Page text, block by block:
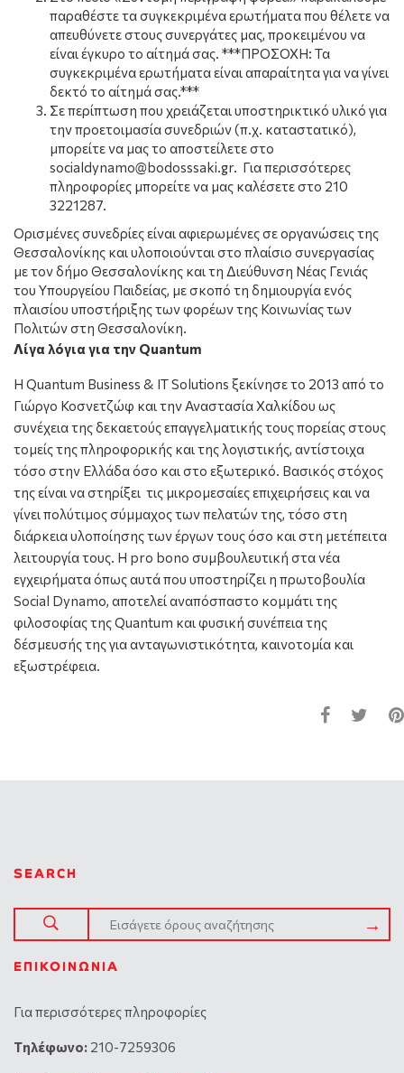
παραθέστε τα συγκεκριμένα ερωτήματα που θέλετε να
απευθύνετε στους συνεργάτες μας, προκειμένου να
είναι έγκυρο το αίτημά σας. ***ΠΡΟΣΟΧΗ: Τα
συγκεκριμένα ερωτήματα είναι απαραίτητα για να γίνει
δεκτό το αίτημά σας.***
Σε περίπτωση που χρειάζεται υποστηρικτικό υλικό για
την προετοιμασία συνεδριών (π.χ. καταστατικό),
μπορείτε να μας το αποστείλετε στο
socialdynamo@bodosssaki.gr. Για περισσότερες
πληροφορίες μπορείτε να μας καλέσετε στο 210
3221287.
Ορισμένες συνεδρίες είναι αφιερωμένες σε οργανώσεις της
Θεσσαλονίκης και υλοποιούνται στο πλαίσιο συνεργασίας
με τον δήμο Θεσσαλονίκης και τη Διεύθυνση Νέας Γενιάς
του Υπουργείου Παιδείας, με σκοπό τη δημιουργία ενός
πλαισίου υποστήριξης των φορέων της Κοινωνίας των
Πολιτών στη Θεσσαλονίκη.
Λίγα λόγια για την Quantum
Η Quantum Business & IT Solutions ξεκίνησε το 2013 από το
Γιώργο Κοσνετζώφ και την Αναστασία Χαλκίδου ως
συνέχεια της δεκαετούς επαγγελματικής τους πορείας στους
τομείς της πληροφορικής και της λογιστικής, αντίστοιχα
τόσο στην Ελλάδα όσο και στο εξωτερικό. Βασικός στόχος
της είναι να στηρίξει τις μικρομεσαίες επιχειρήσεις και να
γίνει πολύτιμος σύμμαχος των πελατών της, τόσο στη
διάρκεια υλοποίησης των έργων τους όσο και στη μετέπειτα
λειτουργία τους. Η pro bono συμβουλευτική στα νέα
εγχειρήματα όπως αυτά που υποστηρίζει η πρωτοβουλία
Social Dynamo, αποτελεί αναπόσπαστο κομμάτι της
φιλοσοφίας της Quantum και φυσική συνέπεια της
δέσμευσής της για ανταγωνιστικότητα, καινοτομία και
εξωστρέφεια.
SEARCH
ΕΠΙΚΟΙΝΩΝΊΑ
Για περισσότερες πληροφορίες
Tηλέφωνο: 210-7259306